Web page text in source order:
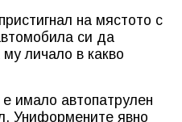
на мястото с
си да
личало в какво
имало автопатрулен
Униформените явно